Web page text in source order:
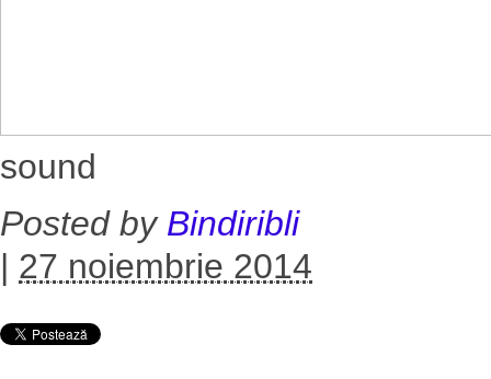
sound
Posted by Bindiribli
| 27 noiembrie 2014